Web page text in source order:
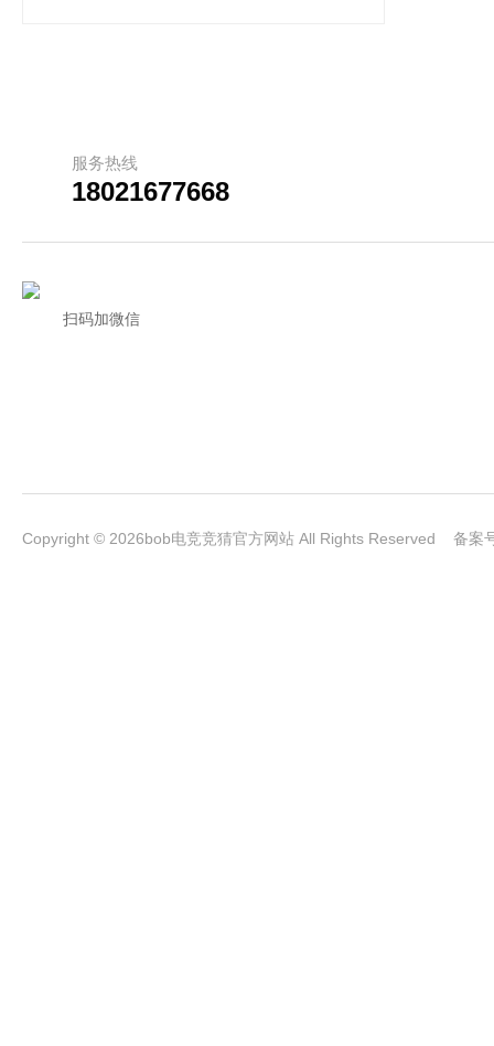
服务热线
18021677668
扫码加微信
Copyright © 2026bob电竞竞猜官方网站 All Rights Reserved 备案